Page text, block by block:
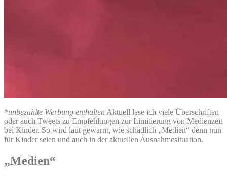
*unbezahlte Werbung enthalten Aktuell lese ich viele Überschriften
oder auch Tweets zu Empfehlungen zur Limitierung von Medienzeit
bei Kinder. So wird laut gewarnt, wie schädlich „Medien“ denn nun
für Kinder seien und auch in der aktuellen Ausnahmesituation.
„Medien“